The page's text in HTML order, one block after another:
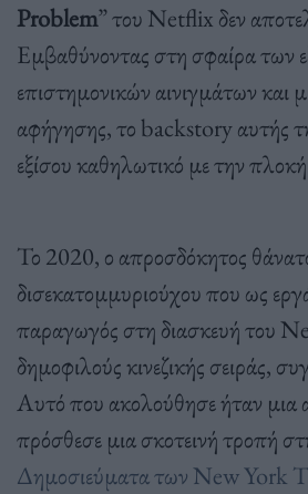
Problem” του Netflix δεν
Εμβαθύνοντας στη σφαίρα των
επιστημονικών αινιγμάτων και
αφήγησης, το backstory αυτής
εξίσου καθηλωτικό με την
Το 2020, ο απροσδόκητος
δισεκατομμυριούχου που ως
παραγωγός στη διασκευή του
δημοφιλούς κινεζικής σειράς,
Αυτό που ακολούθησε ήταν
πρόσθεσε μια σκοτεινή τροπή
Δημοσιεύματα των New York